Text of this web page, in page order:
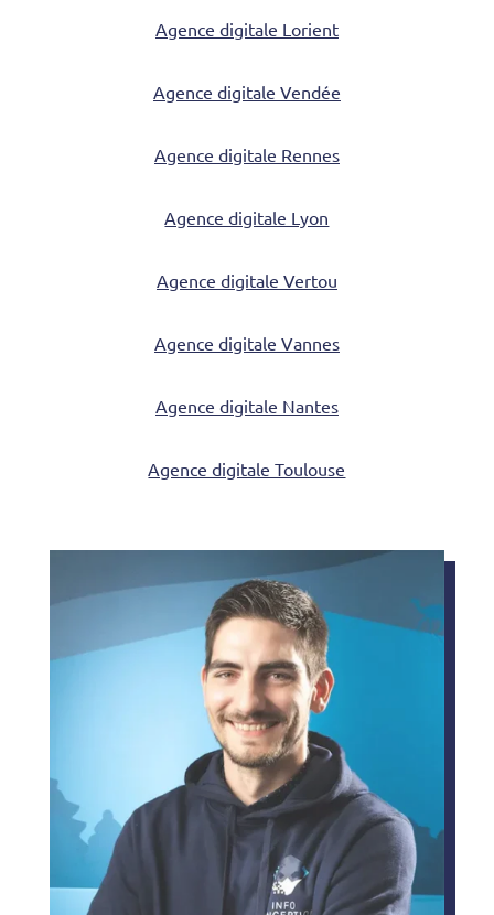
Agence digitale Lorient
Agence digitale Vendée
Agence digitale Rennes
Agence digitale Lyon
Agence digitale Vertou
Agence digitale Vannes
Agence digitale Nantes
Agence digitale Toulouse